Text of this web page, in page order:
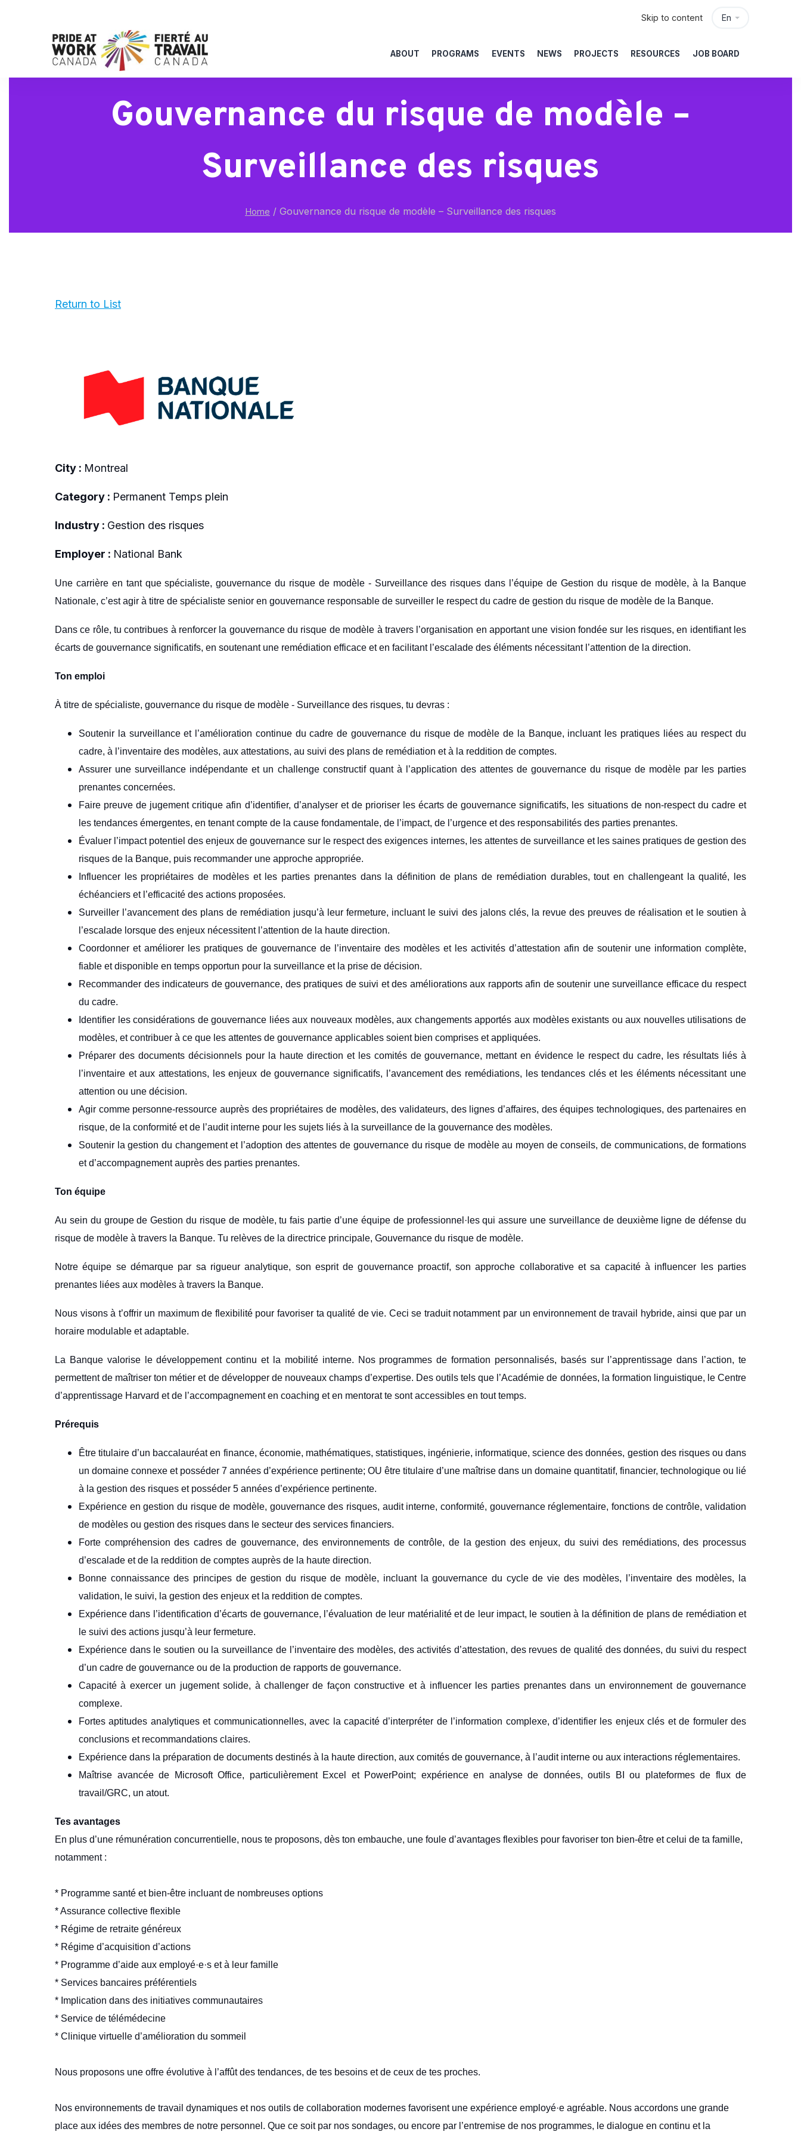
En
Skip to content
ABOUT PROGRAMS EVENTS NEWS PROJECTS RESOURCES JOB BOARD
Gouvernance du risque de modèle –
Surveillance des risques
Home / Gouvernance du risque de modèle – Surveillance des risques
Return to List
City : Montreal
Category : Permanent Temps plein
Industry : Gestion des risques
Employer : National Bank
Une carrière en tant que spécialiste, gouvernance du risque de modèle - Surveillance des risques dans l’équipe de Gestion du risque de modèle, à la Banque
Nationale, c’est agir à titre de spécialiste senior en gouvernance responsable de surveiller le respect du cadre de gestion du risque de modèle de la Banque.
Dans ce rôle, tu contribues à renforcer la gouvernance du risque de modèle à travers l’organisation en apportant une vision fondée sur les risques, en identifiant les
écarts de gouvernance significatifs, en soutenant une remédiation efficace et en facilitant l’escalade des éléments nécessitant l’attention de la direction.
Ton emploi
À titre de spécialiste, gouvernance du risque de modèle - Surveillance des risques, tu devras :
Soutenir la surveillance et l’amélioration continue du cadre de gouvernance du risque de modèle de la Banque, incluant les pratiques liées au respect du
cadre, à l’inventaire des modèles, aux attestations, au suivi des plans de remédiation et à la reddition de comptes.
Assurer une surveillance indépendante et un challenge constructif quant à l’application des attentes de gouvernance du risque de modèle par les parties
prenantes concernées.
Faire preuve de jugement critique afin d’identifier, d’analyser et de prioriser les écarts de gouvernance significatifs, les situations de non-respect du cadre et
les tendances émergentes, en tenant compte de la cause fondamentale, de l’impact, de l’urgence et des responsabilités des parties prenantes.
Évaluer l’impact potentiel des enjeux de gouvernance sur le respect des exigences internes, les attentes de surveillance et les saines pratiques de gestion des
risques de la Banque, puis recommander une approche appropriée.
Influencer les propriétaires de modèles et les parties prenantes dans la définition de plans de remédiation durables, tout en challengeant la qualité, les
échéanciers et l’efficacité des actions proposées.
Surveiller l’avancement des plans de remédiation jusqu’à leur fermeture, incluant le suivi des jalons clés, la revue des preuves de réalisation et le soutien à
l’escalade lorsque des enjeux nécessitent l’attention de la haute direction.
Coordonner et améliorer les pratiques de gouvernance de l’inventaire des modèles et les activités d’attestation afin de soutenir une information complète,
fiable et disponible en temps opportun pour la surveillance et la prise de décision.
Recommander des indicateurs de gouvernance, des pratiques de suivi et des améliorations aux rapports afin de soutenir une surveillance efficace du respect
du cadre.
Identifier les considérations de gouvernance liées aux nouveaux modèles, aux changements apportés aux modèles existants ou aux nouvelles utilisations de
modèles, et contribuer à ce que les attentes de gouvernance applicables soient bien comprises et appliquées.
Préparer des documents décisionnels pour la haute direction et les comités de gouvernance, mettant en évidence le respect du cadre, les résultats liés à
l’inventaire et aux attestations, les enjeux de gouvernance significatifs, l’avancement des remédiations, les tendances clés et les éléments nécessitant une
attention ou une décision.
Agir comme personne-ressource auprès des propriétaires de modèles, des validateurs, des lignes d’affaires, des équipes technologiques, des partenaires en
risque, de la conformité et de l’audit interne pour les sujets liés à la surveillance de la gouvernance des modèles.
Soutenir la gestion du changement et l’adoption des attentes de gouvernance du risque de modèle au moyen de conseils, de communications, de formations
et d’accompagnement auprès des parties prenantes.
Ton équipe
Au sein du groupe de Gestion du risque de modèle, tu fais partie d’une équipe de professionnel·les qui assure une surveillance de deuxième ligne de défense du
risque de modèle à travers la Banque. Tu relèves de la directrice principale, Gouvernance du risque de modèle.
Notre équipe se démarque par sa rigueur analytique, son esprit de gouvernance proactif, son approche collaborative et sa capacité à influencer les parties
prenantes liées aux modèles à travers la Banque.
Nous visons à t’offrir un maximum de flexibilité pour favoriser ta qualité de vie. Ceci se traduit notamment par un environnement de travail hybride, ainsi que par un
horaire modulable et adaptable.
La Banque valorise le développement continu et la mobilité interne. Nos programmes de formation personnalisés, basés sur l’apprentissage dans l’action, te
permettent de maîtriser ton métier et de développer de nouveaux champs d’expertise. Des outils tels que l’Académie de données, la formation linguistique, le Centre
d’apprentissage Harvard et de l’accompagnement en coaching et en mentorat te sont accessibles en tout temps.
Prérequis
Être titulaire d’un baccalauréat en finance, économie, mathématiques, statistiques, ingénierie, informatique, science des données, gestion des risques ou dans
un domaine connexe et posséder 7 années d’expérience pertinente; OU être titulaire d’une maîtrise dans un domaine quantitatif, financier, technologique ou lié
à la gestion des risques et posséder 5 années d’expérience pertinente.
Expérience en gestion du risque de modèle, gouvernance des risques, audit interne, conformité, gouvernance réglementaire, fonctions de contrôle, validation
de modèles ou gestion des risques dans le secteur des services financiers.
Forte compréhension des cadres de gouvernance, des environnements de contrôle, de la gestion des enjeux, du suivi des remédiations, des processus
d’escalade et de la reddition de comptes auprès de la haute direction.
Bonne connaissance des principes de gestion du risque de modèle, incluant la gouvernance du cycle de vie des modèles, l’inventaire des modèles, la
validation, le suivi, la gestion des enjeux et la reddition de comptes.
Expérience dans l’identification d’écarts de gouvernance, l’évaluation de leur matérialité et de leur impact, le soutien à la définition de plans de remédiation et
le suivi des actions jusqu’à leur fermeture.
Expérience dans le soutien ou la surveillance de l’inventaire des modèles, des activités d’attestation, des revues de qualité des données, du suivi du respect
d’un cadre de gouvernance ou de la production de rapports de gouvernance.
Capacité à exercer un jugement solide, à challenger de façon constructive et à influencer les parties prenantes dans un environnement de gouvernance
complexe.
Fortes aptitudes analytiques et communicationnelles, avec la capacité d’interpréter de l’information complexe, d’identifier les enjeux clés et de formuler des
conclusions et recommandations claires.
Expérience dans la préparation de documents destinés à la haute direction, aux comités de gouvernance, à l’audit interne ou aux interactions réglementaires.
Maîtrise avancée de Microsoft Office, particulièrement Excel et PowerPoint; expérience en analyse de données, outils BI ou plateformes de flux de
travail/GRC, un atout.
Tes avantages
En plus d’une rémunération concurrentielle, nous te proposons, dès ton embauche, une foule d’avantages flexibles pour favoriser ton bien-être et celui de ta famille,
notamment :
* Programme santé et bien-être incluant de nombreuses options
* Assurance collective flexible
* Régime de retraite généreux
* Régime d’acquisition d’actions
* Programme d’aide aux employé·e·s et à leur famille
* Services bancaires préférentiels
* Implication dans des initiatives communautaires
* Service de télémédecine
* Clinique virtuelle d’amélioration du sommeil
Nous proposons une offre évolutive à l’affût des tendances, de tes besoins et de ceux de tes proches.
Nos environnements de travail dynamiques et nos outils de collaboration modernes favorisent une expérience employé·e agréable. Nous accordons une grande
place aux idées des membres de notre personnel. Que ce soit par nos sondages, ou encore par l’entremise de nos programmes, le dialogue en continu et la